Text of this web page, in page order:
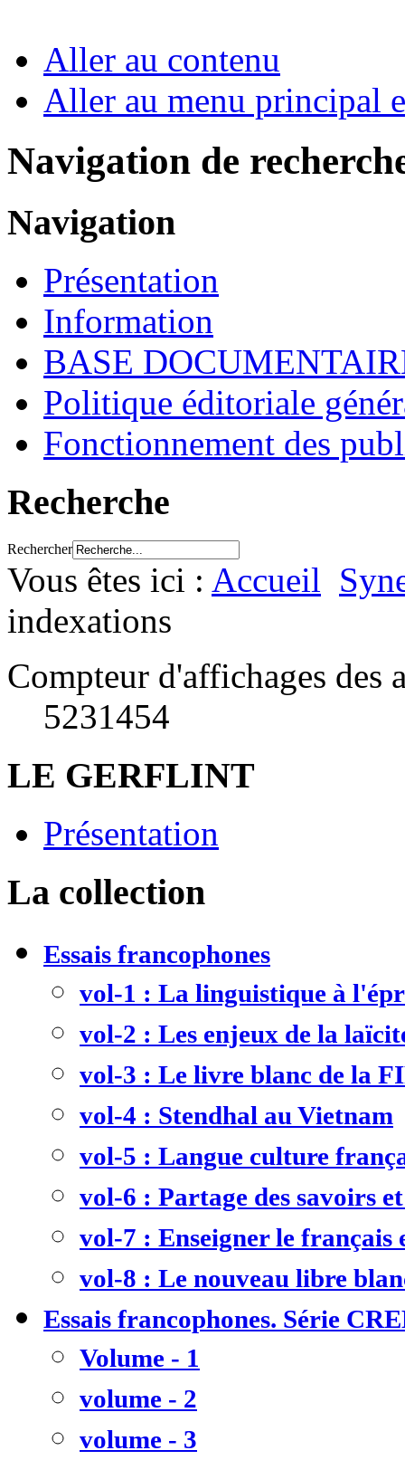
Aller au contenu
Aller au menu principal
Navigation de
Navigation
Présentation
Information
BASE
Politique éditoriale
Fonctionnement des
Recherche
Rechercher
Vous êtes ici : Accueil
indexations
Compteur d'affichages des
5231454
LE GERFLINT
Présentation
La collection
Essais francophones
vol-1 : La linguistique à
vol-2 : Les enjeux de la
vol-3 : Le livre blanc de la
vol-4 : Stendhal au Vietnam
vol-5 : Langue culture
vol-6 : Partage des savoirs
vol-7 : Enseigner le
vol-8 : Le nouveau libre
Essais francophones. Série
Volume - 1
volume - 2
volume - 3